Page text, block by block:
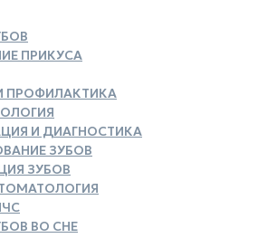
ПРИКУСА
ПРОФИЛАКТИКА
И ДИАГНОСТИКА
ЗУБОВ
ЗУБОВ
ВО СНЕ